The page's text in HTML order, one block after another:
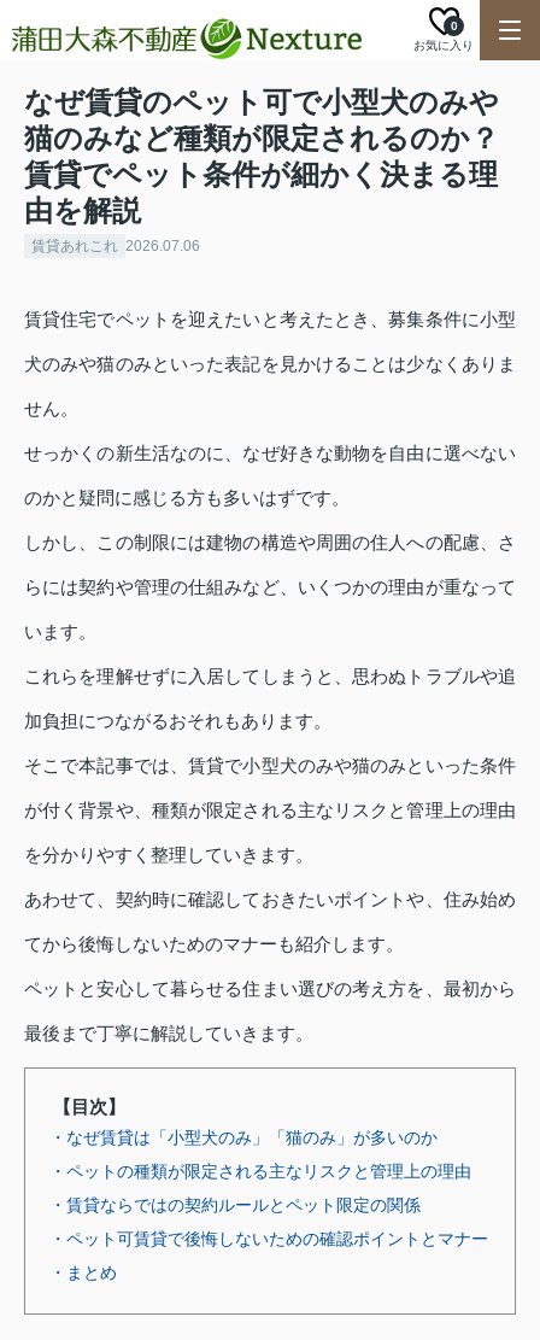
お気に入り
0
なぜ賃貸のペット可で小型犬のみや
猫のみなど種類が限定されるのか？
賃貸でペット条件が細かく決まる理
由を解説
賃貸あれこれ 2026.07.06
賃貸住宅でペットを迎えたいと考えたとき、募集条件に小型
犬のみや猫のみといった表記を見かけることは少なくありま
せん。
せっかくの新生活なのに、なぜ好きな動物を自由に選べない
のかと疑問に感じる方も多いはずです。
しかし、この制限には建物の構造や周囲の住人への配慮、さ
らには契約や管理の仕組みなど、いくつかの理由が重なって
います。
これらを理解せずに入居してしまうと、思わぬトラブルや追
加負担につながるおそれもあります。
そこで本記事では、賃貸で小型犬のみや猫のみといった条件
が付く背景や、種類が限定される主なリスクと管理上の理由
を分かりやすく整理していきます。
あわせて、契約時に確認しておきたいポイントや、住み始め
てから後悔しないためのマナーも紹介します。
ペットと安心して暮らせる住まい選びの考え方を、最初から
最後まで丁寧に解説していきます。
【目次】
・なぜ賃貸は「小型犬のみ」「猫のみ」が多いのか
・ペットの種類が限定される主なリスクと管理上の理由
・賃貸ならではの契約ルールとペット限定の関係
・ペット可賃貸で後悔しないための確認ポイントとマナー
・まとめ